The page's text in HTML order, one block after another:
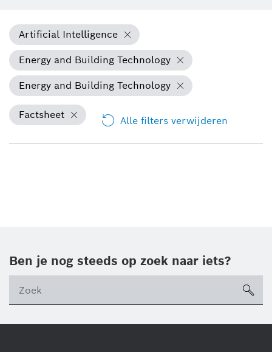
Artificial Intelligence
Energy and Building Technology
Energy and Building Technology
Factsheet Alle filters verwijderen
Ben je nog steeds op zoek naar iets?